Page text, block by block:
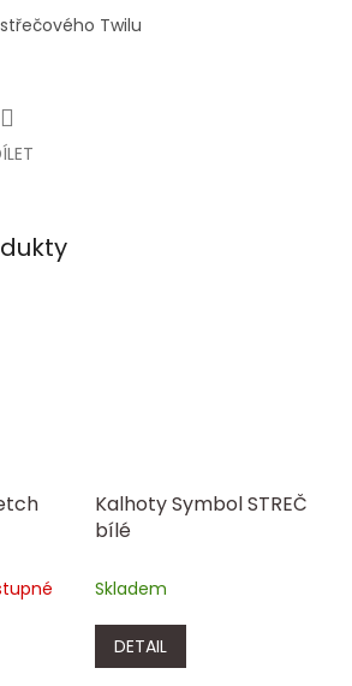
Twilu
Kalhoty Symbol STREČ
bílé
Skladem
DETAIL